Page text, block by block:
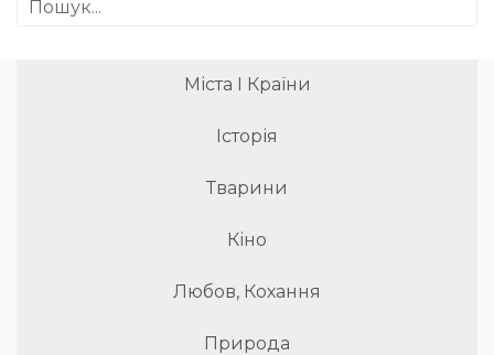
Міста І Країни
Історія
Тварини
Кіно
Любов, Кохання
Природа